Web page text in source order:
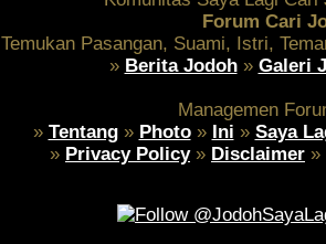
Forum Cari
Temukan Pasangan, Suami, Istri,
» Berita Jodoh» Galeri
Managemen
» Tentang» Photo» Ini » Saya
» Privacy Policy» Disclaimer »